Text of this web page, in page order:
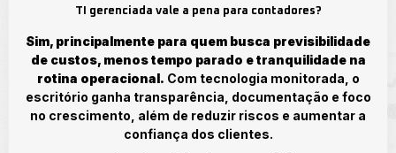
TI gerenciada vale a pena para contadores?
Sim, principalmente para quem busca previsibilidade
de custos, menos tempo parado e tranquilidade na
rotina operacional. Com tecnologia monitorada, o
escritório ganha transparência, documentação e foco
no crescimento, além de reduzir riscos e aumentar a
confiança dos clientes.